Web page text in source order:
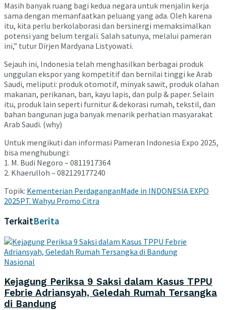
Masih banyak ruang bagi kedua negara untuk menjalin kerja
sama dengan memanfaatkan peluang yang ada. Oleh karena
itu, kita perlu berkolaborasi dan bersinergi memaksimalkan
potensi yang belum tergali. Salah satunya, melalui pameran
ini,” tutur Dirjen Mardyana Listyowati.
Sejauh ini, Indonesia telah menghasilkan berbagai produk
unggulan ekspor yang kompetitif dan bernilai tinggi ke Arab
Saudi, meliputi: produk otomotif, minyak sawit, produk olahan
makanan, perikanan, ban, kayu lapis, dan pulp & paper. Selain
itu, produk lain seperti furnitur & dekorasi rumah, tekstil, dan
bahan bangunan juga banyak menarik perhatian masyarakat
Arab Saudi. (why)
Untuk mengikuti dan informasi Pameran Indonesia Expo 2025,
bisa menghubungi:
1. M. Budi Negoro – 0811917364
2. Khaerulloh – 082129177240
Topik: Kementerian PerdaganganMade in INDONESIA EXPO
2025PT. Wahyu Promo Citra
TerkaitBerita
Nasional
Kejagung Periksa 9 Saksi dalam Kasus TPPU
Febrie Adriansyah, Geledah Rumah Tersangka
di Bandung